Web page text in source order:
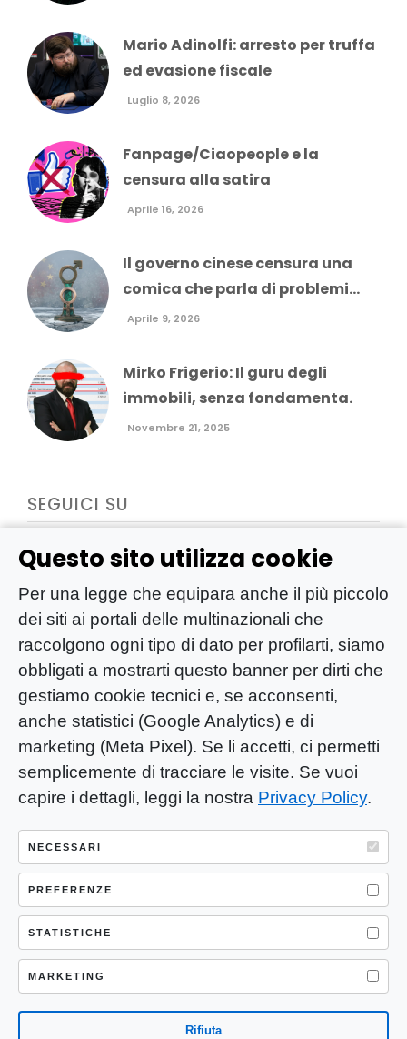
Questo sito utilizza cookie
Per una legge che equipara anche il più piccolo
dei siti ai portali delle multinazionali che
raccolgono ogni tipo di dato per profilarti, siamo
obbligati a mostrarti questo banner per dirti che
gestiamo cookie tecnici e, se acconsenti,
anche statistici (Google Analytics) e di
marketing (Meta Pixel). Se li accetti, ci permetti
semplicemente di tracciare le visite. Se vuoi
capire i dettagli, leggi la nostra Privacy Policy.
NECESSARI
PREFERENZE
STATISTICHE
MARKETING
Rifiuta
Mario Adinolfi: arresto per truffa
ed evasione fiscale
Luglio 8, 2026
Fanpage/Ciaopeople e la
censura alla satira
Aprile 16, 2026
Il governo cinese censura una
comica che parla di problemi...
Aprile 9, 2026
Mirko Frigerio: Il guru degli
immobili, senza fondamenta.
Novembre 21, 2025
SEGUICI SU
YOU-ng Slow Journalism è una testata
giornalistica di proprietà di Mastino S.R.L.
Registrazione presso Trib. Santa Maria
Capua Vetere (CE) n° 900 del 31/01/2025 |
ISSN 3103-4683
P.IVA: 04755530617
Sede Legale: CASERTA – VIA LORENZO MARIA
NERONI 11 CAP 81100